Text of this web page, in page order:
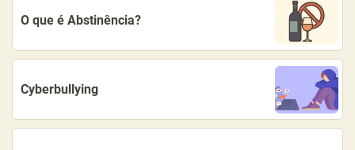
O que é Abstinência?
Cyberbullying